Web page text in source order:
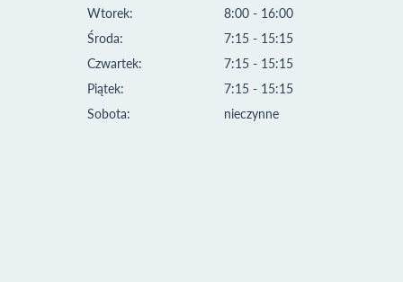
Wtorek:
Środa:
Czwartek:
Piątek:
Sobota:
8:00 - 16:00
7:15 - 15:15
7:15 - 15:15
7:15 - 15:15
nieczynne